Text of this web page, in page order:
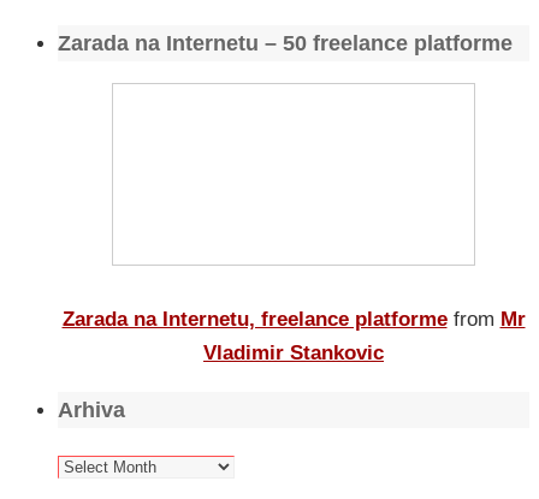
Zarada na Internetu – 50 freelance platforme
Zarada na Internetu, freelance platforme from Mr
Vladimir Stankovic
Arhiva
Arhiva